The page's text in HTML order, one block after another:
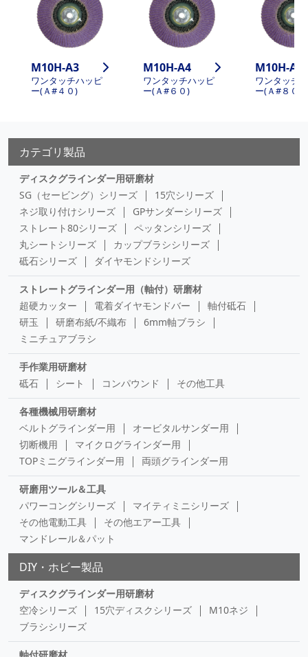
M10H-A3
ワンタッチハッピ
ー(Ａ#４０)
M10H-A4
ワンタッチハッピ
ー(Ａ#６０)
M10H-A5
ワンタッチ
ー(Ａ#８０)
カテゴリ製品
ディスクグラインダー用研磨材
SG（セービング）シリーズ
15穴シリーズ
ネジ取り付けシリーズ
GPサンダーシリーズ
ストレート80シリーズ
ペッタンシリーズ
丸シートシリーズ
カップブラシシリーズ
砥石シリーズ
ダイヤモンドシリーズ
ストレートグラインダー用（軸付）研磨材
超硬カッター
電着ダイヤモンドバー
軸付砥石
研玉
研磨布紙/不織布
6mm軸ブラシ
ミニチュアブラシ
手作業用研磨材
砥石
シート コンパウンド その他工具
各種機械用研磨材
ベルトグラインダー用
オービタルサンダー用
切断機用
マイクログラインダー用
TOPミニグラインダー用
両頭グラインダー用
研磨用ツール＆工具
パワーコングシリーズ
マイティミニシリーズ
その他電動工具
その他エアー工具
マンドレール＆パット
DIY・ホビー製品
ディスクグラインダー用研磨材
空冷シリーズ
15穴ディスクシリーズ
M10ネジ
ブラシシリーズ